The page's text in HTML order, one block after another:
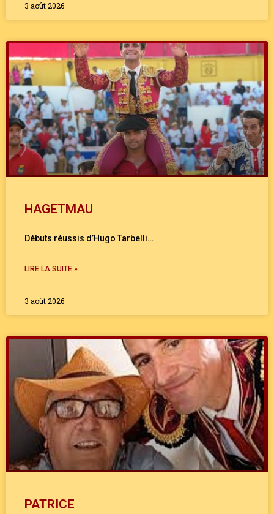
3 août 2026
HAGETMAU
Débuts réussis d’Hugo Tarbelli…
LIRE LA SUITE »
3 août 2026
PATRICE